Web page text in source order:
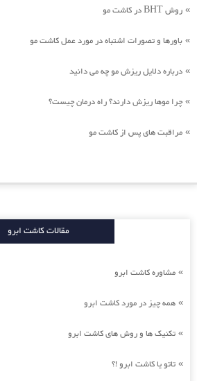
» روش BHT در کاشت مو
» باورها و تصورات اشتباه در مورد عمل کاشت مو
» درباره دلایل ریزش مو چه می دانید
» چرا موها ریزش دارند؟ راه درمان چیست؟
» مراقبت های پس از کاشت مو
مقالات کاشت ابرو
» مشاوره کاشت ابرو
» همه چیز در مورد کاشت ابرو
» تکنیک ها و روش های کاشت ابرو
» تاتو یا کاشت ابرو !؟